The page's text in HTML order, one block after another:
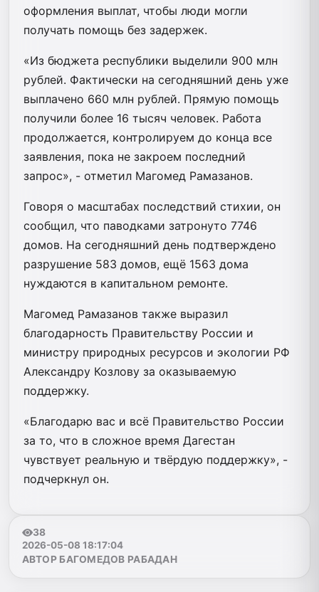
оформления выплат, чтобы люди могли
получать помощь без задержек.
«Из бюджета республики выделили 900 млн
рублей. Фактически на сегодняшний день уже
выплачено 660 млн рублей. Прямую помощь
получили более 16 тысяч человек. Работа
продолжается, контролируем до конца все
заявления, пока не закроем последний
запрос», - отметил Магомед Рамазанов.
Говоря о масштабах последствий стихии, он
сообщил, что паводками затронуто 7746
домов. На сегодняшний день подтверждено
разрушение 583 домов, ещё 1563 дома
нуждаются в капитальном ремонте.
Магомед Рамазанов также выразил
благодарность Правительству России и
министру природных ресурсов и экологии РФ
Александру Козлову за оказываемую
поддержку.
«Благодарю вас и всё Правительство России
за то, что в сложное время Дагестан
чувствует реальную и твёрдую поддержку», -
подчеркнул он.
38
2026-05-08 18:17:04
АВТОР БАГОМЕДОВ РАБАДАН